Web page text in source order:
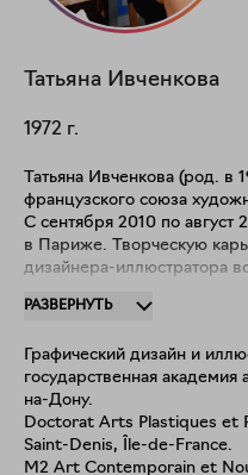
Татьяна Ивченкова
1972 г.
Татьяна Ивченкова (род. в
французского союза
С сентября 2010 по август
в Париже. Творческую
дизайнера-иллюстратора
дипломной работы:
презентации"). Во Франции
продолжила обучение
"Современное искусство и
8), а затем в докторантуре
искусств"(Université Paris 8)
РАЗВЕРНУТЬ
Графический дизайн и
государственная академия
на-Дону.
Doctorat Arts Plastiques et
Saint-Denis, Île-de-France.
M2 Art Contemporain et